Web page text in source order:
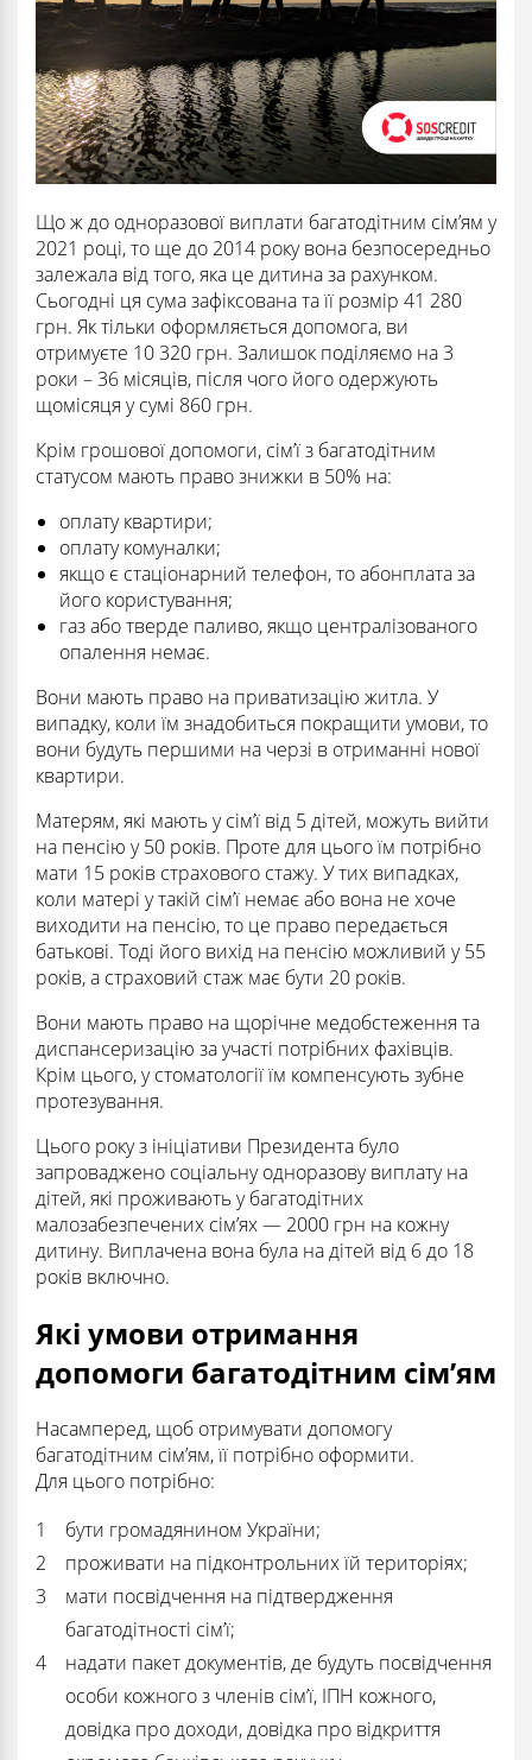
Що ж до одноразової виплати багатодітним сім’ям у
2021 році, то ще до 2014 року вона безпосередньо
залежала від того, яка це дитина за рахунком.
Сьогодні ця сума зафіксована та її розмір 41 280
грн. Як тільки оформляється допомога, ви
отримуєте 10 320 грн. Залишок поділяємо на 3
роки – 36 місяців, після чого його одержують
щомісяця у сумі 860 грн.
Крім грошової допомоги, сім’ї з багатодітним
статусом мають право знижки в 50% на:
оплату квартири;
оплату комуналки;
якщо є стаціонарний телефон, то абонплата за
його користування;
газ або тверде паливо, якщо централізованого
опалення немає.
Вони мають право на приватизацію житла. У
випадку, коли їм знадобиться покращити умови, то
вони будуть першими на черзі в отриманні нової
квартири.
Матерям, які мають у сім’ї від 5 дітей, можуть вийти
на пенсію у 50 років. Проте для цього їм потрібно
мати 15 років страхового стажу. У тих випадках,
коли матері у такій сім’ї немає або вона не хоче
виходити на пенсію, то це право передається
батькові. Тоді його вихід на пенсію можливий у 55
років, а страховий стаж має бути 20 років.
Вони мають право на щорічне медобстеження та
диспансеризацію за участі потрібних фахівців.
Крім цього, у стоматології їм компенсують зубне
протезування.
Цього року з ініціативи Президента було
запроваджено соціальну одноразову виплату на
дітей, які проживають у багатодітних
малозабезпечених сім’ях — 2000 грн на кожну
дитину. Виплачена вона була на дітей від 6 до 18
років включно.
Які умови отримання
допомоги багатодітним сім’ям
Насамперед, щоб отримувати допомогу
багатодітним сім’ям, її потрібно оформити.
Для цього потрібно:
бути громадянином України;
проживати на підконтрольних їй територіях;
мати посвідчення на підтвердження
багатодітності сім’ї;
надати пакет документів, де будуть посвідчення
особи кожного з членів сім’ї, ІПН кожного,
довідка про доходи, довідка про відкриття